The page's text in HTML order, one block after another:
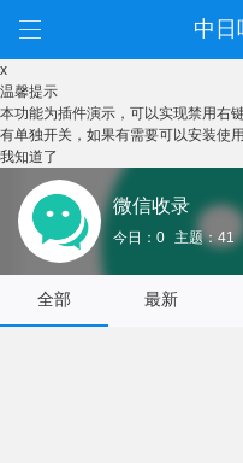
中日
x
温馨提示
本功能为插件演示，可以实现禁用右
有单独开关，如果有需要可以安装使
我知道了
微信收录
今日：0 主题：41
全部 最新